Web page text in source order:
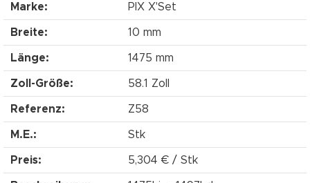
Marke: PIX X'Set
Breite: 10 mm
Länge: 1475 mm
Zoll-Größe: 58.1 Zoll
Referenz: Z58
M.E.: Stk
Preis: 5,304 € / Stk